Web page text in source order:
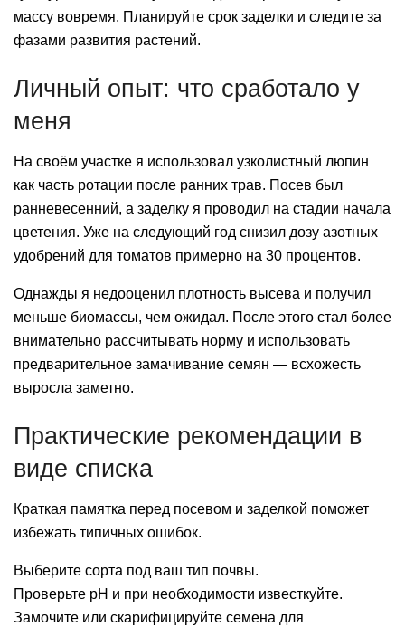
массу вовремя. Планируйте срок заделки и следите за
фазами развития растений.
Личный опыт: что сработало у
меня
На своём участке я использовал узколистный люпин
как часть ротации после ранних трав. Посев был
ранневесенний, а заделку я проводил на стадии начала
цветения. Уже на следующий год снизил дозу азотных
удобрений для томатов примерно на 30 процентов.
Однажды я недооценил плотность высева и получил
меньше биомассы, чем ожидал. После этого стал более
внимательно рассчитывать норму и использовать
предварительное замачивание семян — всхожесть
выросла заметно.
Практические рекомендации в
виде списка
Краткая памятка перед посевом и заделкой поможет
избежать типичных ошибок.
Выберите сорта под ваш тип почвы.
Проверьте pH и при необходимости известкуйте.
Замочите или скарифицируйте семена для